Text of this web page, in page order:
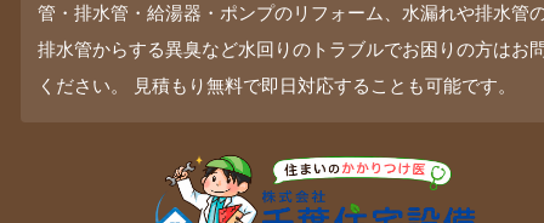
管・排水管・給湯器・ポンプのリフォーム、水漏れや排水管
排水管からする異臭など水回りのトラブルでお困りの方はお
ください。 見積もり無料で即日対応することも可能です。